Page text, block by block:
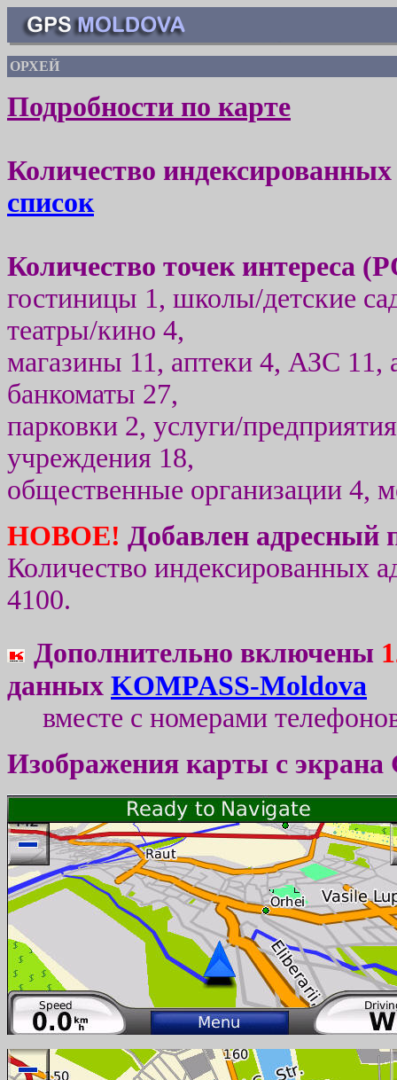
ОРХЕЙ
Подробности по карте
Количество
список
Количество точек интереса (
гостиницы 1, школы/детские
театры/кино 4,
магазины 11, аптеки 4, АЗС 11,
банкоматы 27,
парковки 2, услуги/
учреждения 18,
общественные организации 4,
НОВОЕ! Добавлен адресный
Количество индексированных
4100.
Дополнительно включены
данных KOMPASS-Moldova
вместе с номерами
Изображения карты с экрана